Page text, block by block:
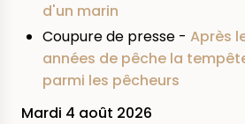
d'un marin
Coupure de presse - Après
années de pêche la
parmi les pêcheurs
Mardi 4 août 2026